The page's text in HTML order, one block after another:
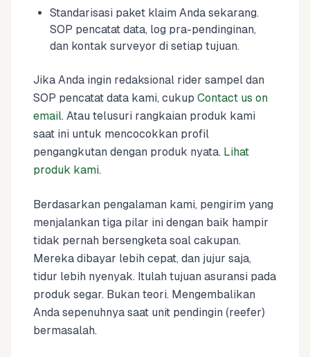
Standarisasi paket klaim Anda sekarang.
SOP pencatat data, log pra-pendinginan,
dan kontak surveyor di setiap tujuan.
Jika Anda ingin redaksional rider sampel dan
SOP pencatat data kami, cukup Contact us on
email. Atau telusuri rangkaian produk kami
saat ini untuk mencocokkan profil
pengangkutan dengan produk nyata. Lihat
produk kami.
Berdasarkan pengalaman kami, pengirim yang
menjalankan tiga pilar ini dengan baik hampir
tidak pernah bersengketa soal cakupan.
Mereka dibayar lebih cepat, dan jujur saja,
tidur lebih nyenyak. Itulah tujuan asuransi pada
produk segar. Bukan teori. Mengembalikan
Anda sepenuhnya saat unit pendingin (reefer)
bermasalah.